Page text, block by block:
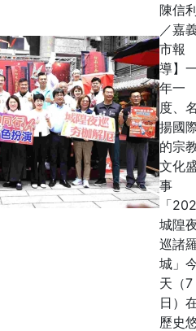
陳信
／嘉
市報
導】
年一
度、
揚國
的宗
文化
事
「
城隍
巡諸
城」
天（7
日）
歷史